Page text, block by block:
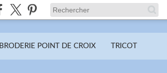
BRODERIE POINT DE CROIX TRICOT